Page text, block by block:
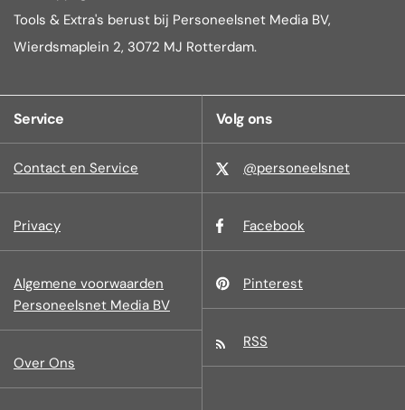
Tools & Extra's berust bij Personeelsnet Media BV,
Wierdsmaplein 2, 3072 MJ Rotterdam.
Service
Contact en Service
Privacy
Algemene voorwaarden
Personeelsnet Media BV
Over Ons
Volg ons
@personeelsnet
Facebook
Pinterest
RSS